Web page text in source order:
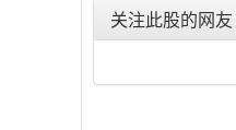
华映科技(000536)
航天发展(000547)
关注此股的网友